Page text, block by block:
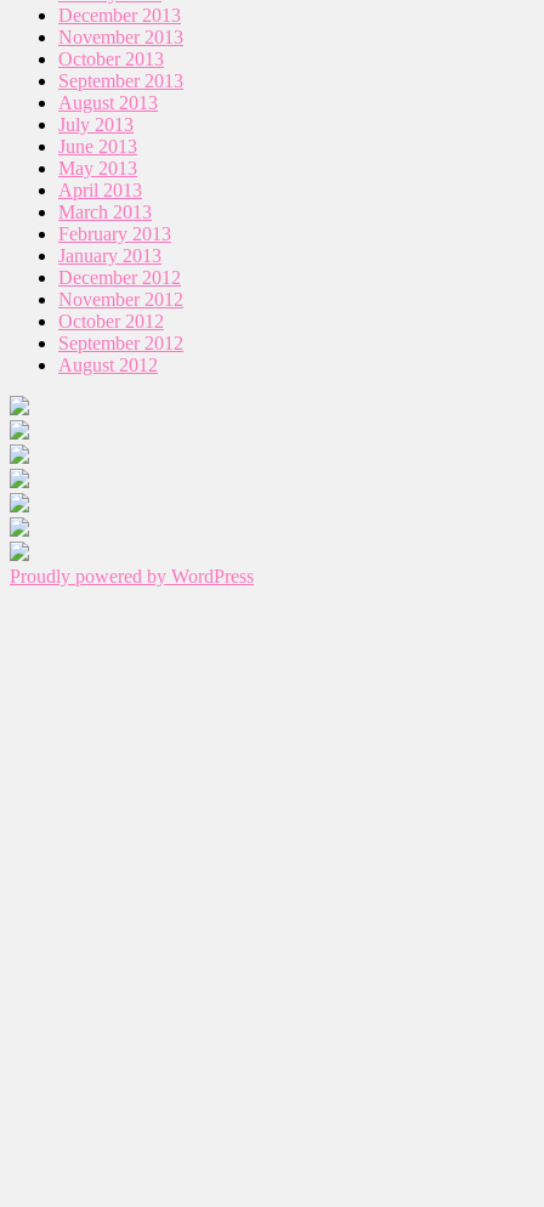
December 2013
November 2013
October 2013
September 2013
August 2013
July 2013
June 2013
May 2013
April 2013
March 2013
February 2013
January 2013
December 2012
November 2012
October 2012
September 2012
August 2012
Proudly powered by WordPress